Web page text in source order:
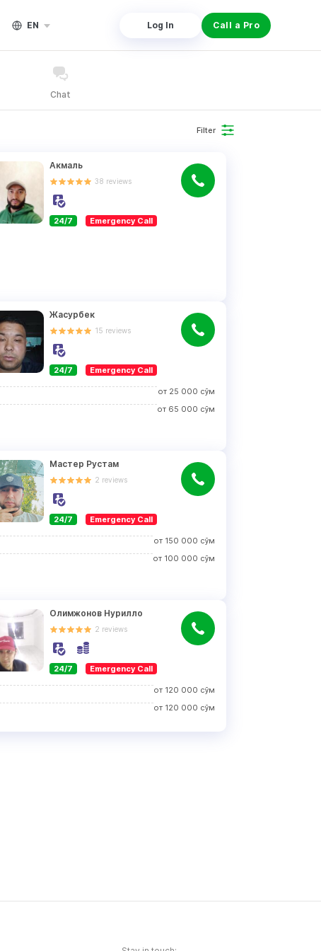
EN Log In Call a Pro
Chat
Filter
Акмаль
38 reviews
24/7 Emergency Call
Жасурбек
15 reviews
24/7 Emergency Call
от 25 000 сўм
от 65 000 сўм
Мастер Рустам
2 reviews
24/7 Emergency Call
от 150 000 сўм
от 100 000 сўм
Олимжонов Нурилло
2 reviews
24/7 Emergency Call
от 120 000 сўм
от 120 000 сўм